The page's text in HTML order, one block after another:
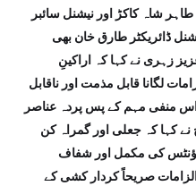
شاہ کاکڑ اور نیشنل سائبر
ڈائریکٹر طارق خان بھی
زہری نے کہا کہ اراکینِ
لگانا قابل مذمت اور ناقابل
اس منفی مہم کے پس پردہ عناصر
نے کہا کہ جعلی اور گمراہ کن
کی مکمل اور شفاف
الزامات صریحاً کردار کشی کے